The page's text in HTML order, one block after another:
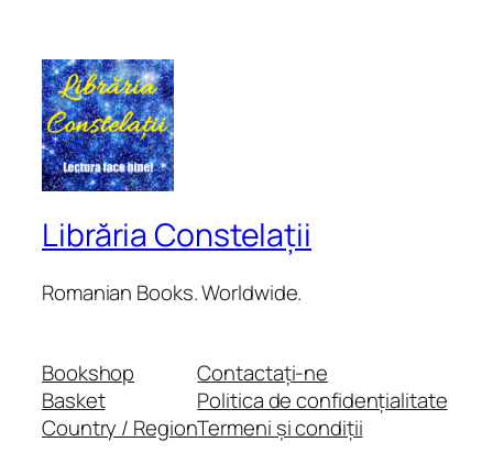
Librăria Constelații
Romanian Books. Worldwide.
Bookshop
Basket
Country / Region
Contactați-ne
Politica de confidențialitate
Termeni și condiții